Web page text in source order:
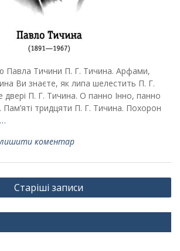
Павла Тичини П. Г. Тичина. Арфами,
Ви знаєте, як липа шелестить П. Г.
двері П. Г. Тичина. О панно Інно, панно
тридцяти П. Г. Тичина. Похорон
коментар
Старіші записи